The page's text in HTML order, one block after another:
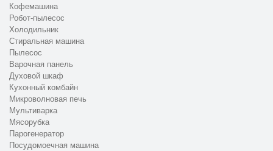
Кофемашина
Робот-пылесос
Холодильник
Стиральная машина
Пылесос
Варочная панель
Духовой шкаф
Кухонный комбайн
Микроволновая печь
Мультиварка
Мясорубка
Парогенератор
Посудомоечная машина